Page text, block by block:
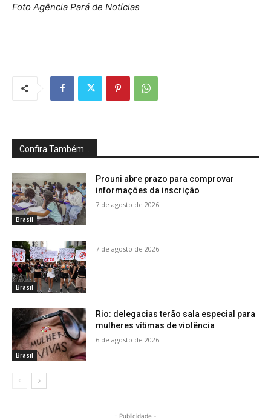
Foto Agência Pará de Notícias
Confira Também...
Brasil
Prouni abre prazo para comprovar
informações da inscrição
7 de agosto de 2026
Brasil
7 de agosto de 2026
Brasil
Rio: delegacias terão sala especial para
mulheres vítimas de violência
6 de agosto de 2026
- Publicidade -